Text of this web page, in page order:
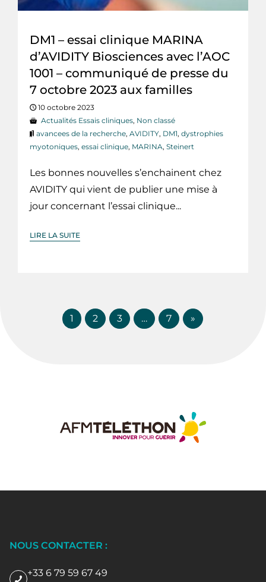
DM1 – essai clinique MARINA
d’AVIDITY Biosciences avec l’AOC
1001 – communiqué de presse du
7 octobre 2023 aux familles
10 octobre 2023
Actualités Essais cliniques, Non classé
avancees de la recherche, AVIDITY, DM1, dystrophies
myotoniques, essai clinique, MARINA, Steinert
Les bonnes nouvelles s’enchainent chez
AVIDITY qui vient de publier une mise à
jour concernant l’essai clinique...
LIRE LA SUITE
1 2 3 … 7 »
NOUS CONTACTER :
+33 6 79 59 67 49